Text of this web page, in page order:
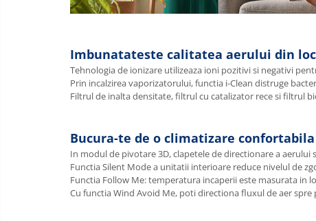
Imbunatateste calitatea aerului din
Tehnologia de ionizare utilizeaza ioni pozitivi si negativi
Prin incalzirea vaporizatorului, functia i-Clean distruge
Filtrul de inalta densitate, filtrul cu catalizator rece si filtrul
Bucura-te de o climatizare confortabila
In modul de pivotare 3D, clapetele de directionare a
Functia Silent Mode a unitatii interioare reduce nivelul de
Functia Follow Me: temperatura incaperii este masurata in
Cu functia Wind Avoid Me, poti directiona fluxul de aer